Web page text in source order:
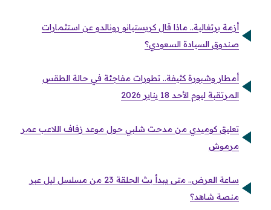
أزمة برتغالية.. ماذا قال كريستيانو رونالدو عن استثمارات
صندوق السيادة السعودي؟
أمطار وشبورة كثيفة.. تطورات مفاجئة في حالة الطقس
المرتقبة ليوم الأحد 18 يناير 2026
تعليق كوميدي من مدحت شلبي حول موعد زفاف اللاعب عمر
مرموش
ساعة العرض.. متى يبدأ بث الحلقة 23 من مسلسل ليل عبر
منصة شاهد؟